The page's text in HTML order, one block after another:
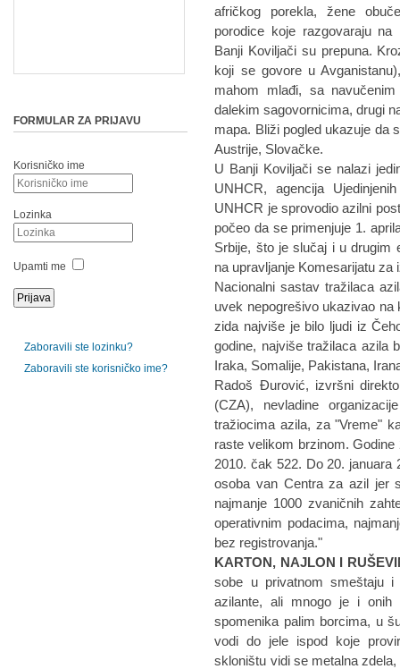
afričkog porekla, žene
porodice koje razgovaraju
Banji Koviljači su prepuna.
koji se govore u
mahom mlađi, sa
dalekim sagovornicima, drugi
mapa. Bliži pogled ukazuje da
Austrije, Slovačke.
U Banji Koviljači se nalazi
UNHCR, agencija
UNHCR je sprovodio azilni
počeo da se primenjuje 1.
Srbije, što je slučaj i u drugim
na upravljanje Komesarijatu za
Nacionalni sastav tražilaca
uvek nepogrešivo ukazivao
zida najviše je bilo ljudi iz
godine, najviše tražilaca azila
Iraka, Somalije, Pakistana,
Radoš Đurović, izvršni
(CZA), nevladine
tražiocima azila, za "Vreme"
raste velikom brzinom.
2010. čak 522. Do 20. januara
osoba van Centra za azil jer
najmanje 1000 zvaničnih
operativnim podacima,
bez registrovanja."
KARTON, NAJLON I
sobe u privatnom smeštaju
azilante, ali mnogo je i
spomenika palim borcima, u
vodi do jele ispod koje
skloništu vidi se metalna
FORMULAR ZA PRIJAVU
Korisničko ime
Lozinka
Upamti me
Zaboravili ste lozinku?
Zaboravili ste korisničko ime?